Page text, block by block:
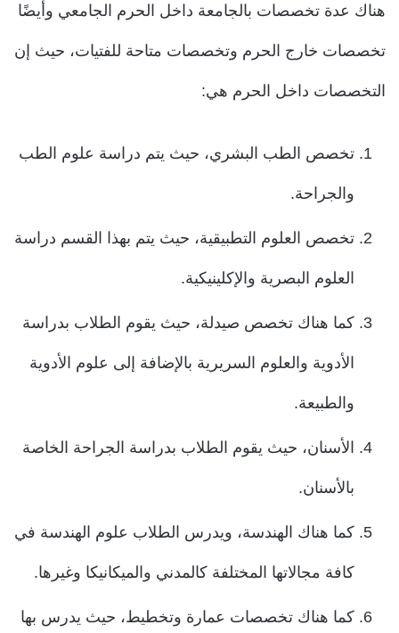
هناك عدة تخصصات بالجامعة داخل الحرم الجامعي وأيضًا
تخصصات خارج الحرم وتخصصات متاحة للفتيات، حيث إن
التخصصات داخل الحرم هي:
تخصص الطب البشري، حيث يتم دراسة علوم الطب
والجراحة.
تخصص العلوم التطبيقية، حيث يتم بهذا القسم دراسة
العلوم البصرية والإكلينيكية.
كما هناك تخصص صيدلة، حيث يقوم الطلاب بدراسة
الأدوية والعلوم السريرية بالإضافة إلى علوم الأدوية
والطبيعة.
الأسنان، حيث يقوم الطلاب بدراسة الجراحة الخاصة
بالأسنان.
كما هناك الهندسة، ويدرس الطلاب علوم الهندسة في
كافة مجالاتها المختلفة كالمدني والميكانيكا وغيرها.
كما هناك تخصصات عمارة وتخطيط، حيث يدرس بها